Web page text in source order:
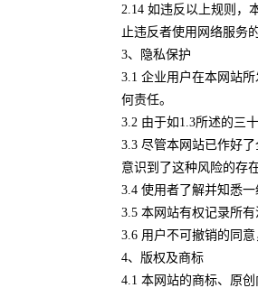
2.14 如违反以上规则，
止违反者使用网络服务
3、隐私保护
3.1 企业用户在本网站
何责任。
3.2 由于如1.3所述的三
3.3 尽管本网站已作好
意识到了这种风险的存
3.4 使用者了解并知悉
3.5 本网站有权记录所
3.6 用户不可撤销的同
4、版权及商标
4.1 本网站的商标、原